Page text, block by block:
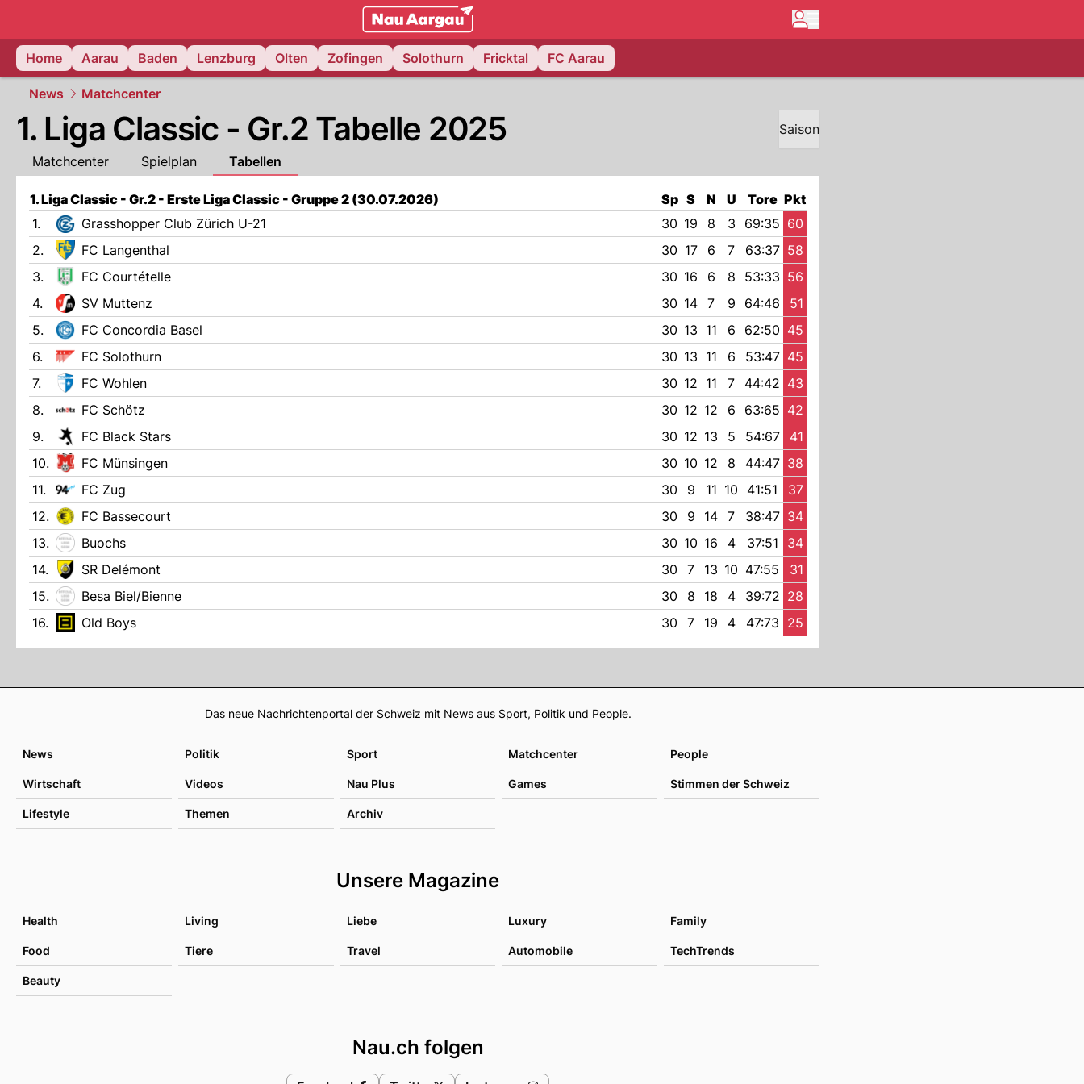
mittelland.NAU.ch
Home
Aarau Baden Lenzburg Olten Zofingen Solothurn Fricktal FC Aarau
News Matchcenter
1. Liga Classic - Gr.2 Tabelle 2025
Saison
Matchcenter
Spielplan Tabellen
1. Liga Classic - Gr.2 - Erste Liga Classic - Gruppe 2 (30.07.2026) Sp S N U Tore Pkt
1.
Grasshopper Club Zürich U-21 30 19 8 3 69:35 60
2.
FC Langenthal 30 17 6 7 63:37 58
3.
FC Courtételle 30 16 6 8 53:33 56
4.
SV Muttenz 30 14 7 9 64:46
51
5.
FC Concordia Basel 30 13 11 6 62:50 45
6.
FC Solothurn 30 13 11 6 53:47 45
7.
FC Wohlen 30 12 11 7 44:42 43
8.
FC Schötz 30 12 12 6 63:65 42
9.
FC Black Stars 30 12 13 5 54:67
41
10.
FC Münsingen 30 10 12 8 44:47 38
11.
FC Zug 30 9 11 10 41:51
37
12.
FC Bassecourt 30 9 14 7 38:47 34
13.
Buochs 30 10 16 4 37:51
34
14.
SR Delémont 30 7 13 10 47:55
31
15.
Besa Biel/Bienne 30 8 18 4 39:72 28
16.
Old Boys 30 7 19 4 47:73 25
Footer
Das neue Nachrichtenportal der Schweiz mit News aus Sport, Politik und People.
News Politik Sport Matchcenter People
Wirtschaft Videos Nau Plus Games Stimmen der Schweiz
Lifestyle Themen Archiv
Unsere Magazine
Health Living Liebe Luxury Family
Food Tiere Travel Automobile TechTrends
Beauty
Nau.ch folgen